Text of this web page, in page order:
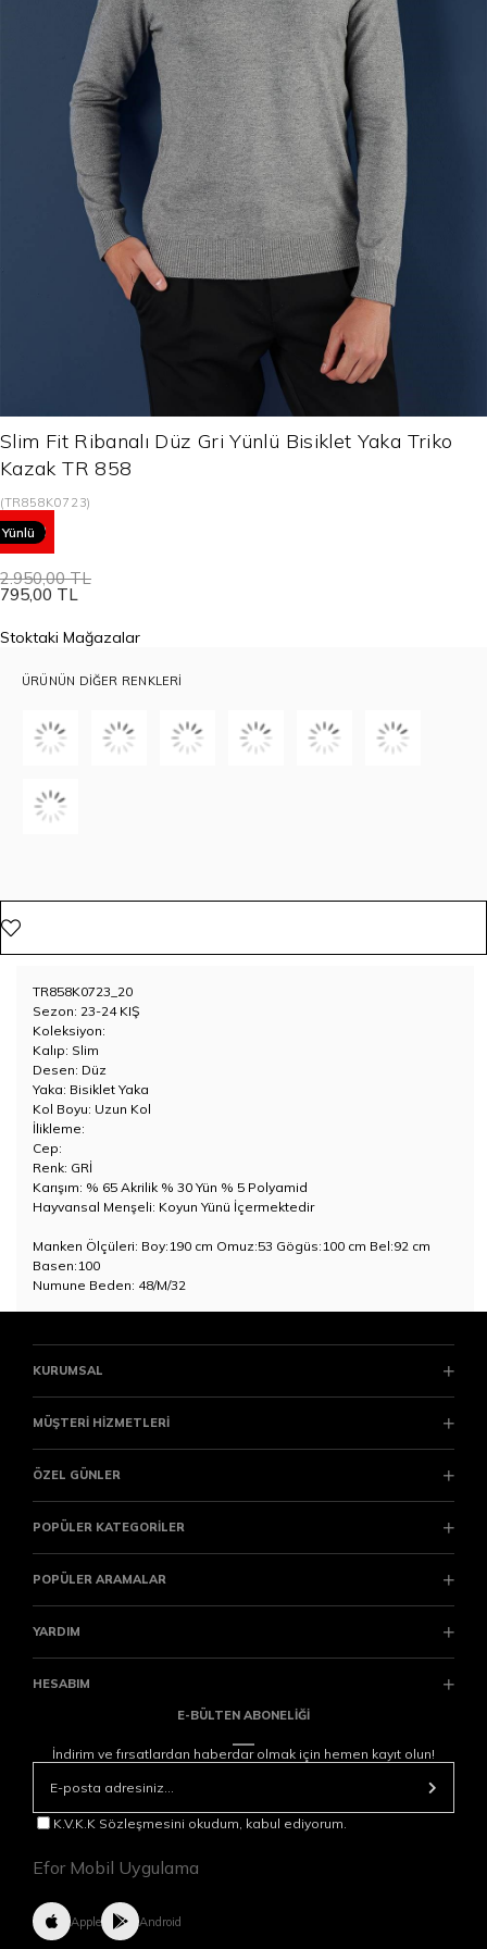
Slim Fit Ribanalı Düz Gri Yünlü Bisiklet Yaka Triko
Kazak TR 858
(TR858K0723)
73
2.950,00 TL
795,00 TL
Yünlü
Stoktaki Mağazalar
ÜRÜNÜN DIĞER RENKLERI
TR858K0723_20
Sezon: 23-24 KIŞ
Koleksiyon:
Kalıp: Slim
Desen: Düz
Yaka: Bisiklet Yaka
Kol Boyu: Uzun Kol
İlikleme:
Cep:
Renk: GRİ
Karışım: % 65 Akrilik % 30 Yün % 5 Polyamid
Hayvansal Menşeli: Koyun Yünü İçermektedir
Manken Ölçüleri: Boy:190 cm Omuz:53 Gögüs:100 cm Bel:92 cm
Basen:100
Numune Beden: 48/M/32
KURUMSAL
MÜŞTERİ HİZMETLERİ
ÖZEL GÜNLER
POPÜLER KATEGORİLER
POPÜLER ARAMALAR
YARDIM
HESABIM
E-BÜLTEN ABONELİĞİ
İndirim ve fırsatlardan haberdar olmak için hemen kayıt olun!
K.V.K.K Sözleşmesini okudum, kabul ediyorum.
Efor Mobil Uygulama
Apple Android